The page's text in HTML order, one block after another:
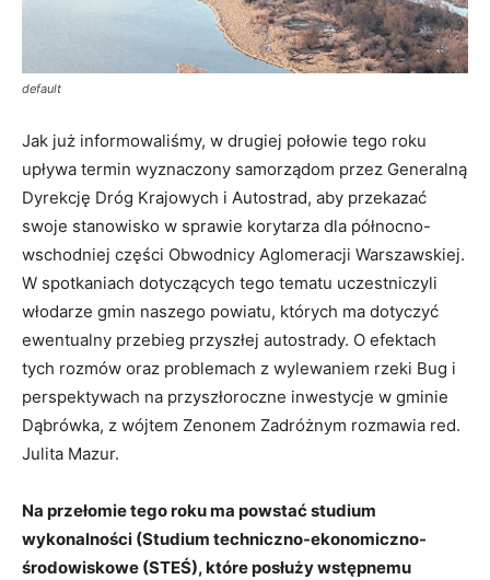
default
Jak już informowaliśmy, w drugiej połowie tego roku
upływa termin wyznaczony samorządom przez Generalną
Dyrekcję Dróg Krajowych i Autostrad, aby przekazać
swoje stanowisko w sprawie korytarza dla północno-
wschodniej części Obwodnicy Aglomeracji Warszawskiej.
W spotkaniach dotyczących tego tematu uczestniczyli
włodarze gmin naszego powiatu, których ma dotyczyć
ewentualny przebieg przyszłej autostrady. O efektach
tych rozmów oraz problemach z wylewaniem rzeki Bug i
perspektywach na przyszłoroczne inwestycje w gminie
Dąbrówka, z wójtem Zenonem Zadróżnym rozmawia red.
Julita Mazur.
Na przełomie tego roku ma powstać studium
wykonalności (Studium techniczno-ekonomiczno-
środowiskowe (STEŚ), które posłuży wstępnemu